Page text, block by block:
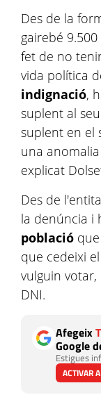
Des de la
gairebé
fet de no
vida política
indignació,
suplent al
suplent en el
una
explicat
Des de
la denúncia i
població
que cedeixi
vulguin
DNI.
Afegeix
Google
Estigues
ACTIVAR